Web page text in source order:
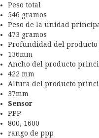
Peso total
546 gramos
Peso de la unidad
473 gramos
Profundidad del
136mm
Ancho del producto
422 mm
Altura del producto
37mm
Sensor
PPP
800, 1600
rango de ppp